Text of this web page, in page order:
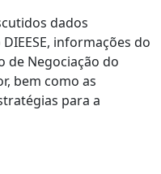
dados
informações do
de Negociação do
bem como as
para a